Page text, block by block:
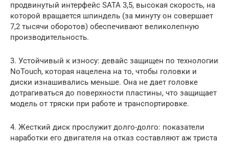
продвинутый интерфейс SATA 3,5, высокая скорость, на
которой вращается шпиндель (за минуту он совершает
7,2 тысячи оборотов) обеспечивают великолепную
производительность.
3. Устойчивый к износу: девайс защищен по технологии
NoTouch, которая нацелена на то, чтобы головки и
диски изнашивались меньше. Она не дает головке
дотрагиваться до поверхности пластины, что защищает
модель от тряски при работе и транспортировке.
4. Жесткий диск прослужит долго-долго: показатели
наработки его двигателя на отказ составляют аж триста